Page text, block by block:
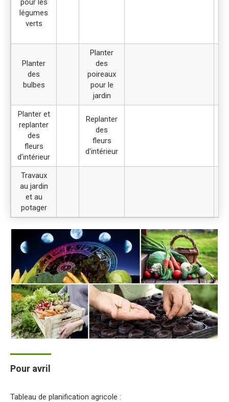
pour les
légumes
verts
Planter
des
bulbes
Planter
des
poireaux
pour le
jardin
Planter et
replanter
des
fleurs
d'intérieur
Replanter
des
fleurs
d'intérieur
Travaux
au jardin
et au
potager
Pour avril
Tableau de planification agricole :